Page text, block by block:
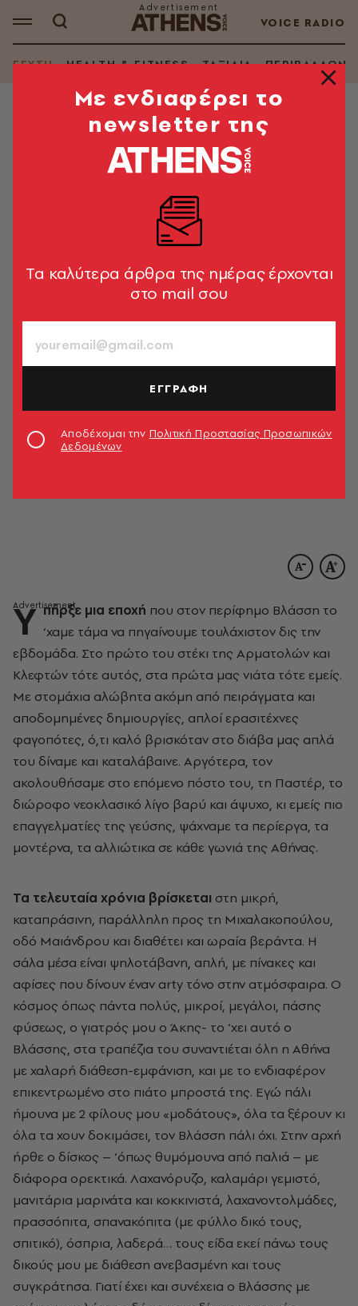
VOICE RADIO
ΓΕΥΣΗ HEALTH & FITNESS ΤΑΞΙΔΙΑ ΠΕΡΙΒΑΛΛΟΝ
ΘΕΜΑΤΑ ΓΕΥΣΗΣ
Νενέλα Γεωργελέ
1’ ΔΙΑΒΑΣΜΑ
Υ πήρξε μια εποχή που στον περίφημο Βλάσση το
‘χαμε τάμα να πηγαίνουμε τουλάχιστον δις την
εβδομάδα. Στο πρώτο του στέκι της Αρματολών και
Κλεφτών τότε αυτός, στα πρώτα μας νιάτα τότε εμείς.
Με στομάχια αλώβητα ακόμη από πειράγματα και
αποδομημένες δημιουργίες, απλοί ερασιτέχνες
φαγοπότες, ό,τι καλό βρισκόταν στο διάβα μας απλά
του δίναμε και καταλάβαινε. Αργότερα, τον
ακολουθήσαμε στο επόμενο πόστο του, τη Παστέρ, το
διώροφο νεοκλασικό λίγο βαρύ και άψυχο, κι εμείς πιο
επαγγελματίες της γεύσης, ψάχναμε τα περίεργα, τα
μοντέρνα, τα αλλιώτικα σε κάθε γωνιά της Αθήνας.
Τα τελευταία χρόνια βρίσκεται στη μικρή,
καταπράσινη, παράλληλη προς τη Μιχαλακοπούλου,
οδό Μαιάνδρου και διαθέτει και ωραία βεράντα. Η
σάλα μέσα είναι ψηλοτάβανη, απλή, με πίνακες και
αφίσες που δίνουν έναν arty τόνο στην ατμόσφαιρα. Ο
κόσμος όπως πάντα πολύς, μικροί, μεγάλοι, πάσης
φύσεως, ο γιατρός μου ο Άκης- το ‘χει αυτό ο
Βλάσσης, στα τραπέζια του συναντιέται όλη η Αθήνα
με χαλαρή διάθεση-εμφάνιση, και με το ενδιαφέρον
επικεντρωμένο στο πιάτο μπροστά της. Εγώ πάλι
ήμουνα με 2 φίλους μου «μοδάτους», όλα τα ξέρουν κι
όλα τα χουν δοκιμάσει, τον Βλάσση πάλι όχι. Στην αρχή
ήρθε ο δίσκος – ‘όπως θυμόμουνα από παλιά – με
διάφορα ορεκτικά. Λαχανόρυζο, καλαμάρι γεμιστό,
μανιτάρια μαρινάτα και κοκκινιστά, λαχανοντολμάδες,
πρασσόπιτα, σπανακόπιτα (με φύλλο δικό τους,
σπιτικό), όσπρια, λαδερά… τους είδα εκεί πάνω τους
δικούς μου με διάθεση ανεβασμένη και τους
συγκράτησα. Γιατί έχει και συνέχεια ο Βλάσσης με
Mε ενδιαφέρει το
newsletter της
Tα καλύτερα άρθρα της ημέρας έρχονται
στο mail σου
ΕΓΓΡΑΦΗ
Αποδέχομαι την Πολιτική Προστασίας Προσωπικών
Δεδομένων